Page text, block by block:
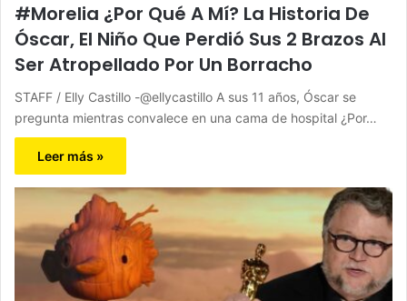
#Morelia ¿Por Qué A Mí? La Historia De
Óscar, El Niño Que Perdió Sus 2 Brazos Al
Ser Atropellado Por Un Borracho
STAFF / Elly Castillo -@ellycastillo A sus 11 años, Óscar se
pregunta mientras convalece en una cama de hospital ¿Por…
Leer más »